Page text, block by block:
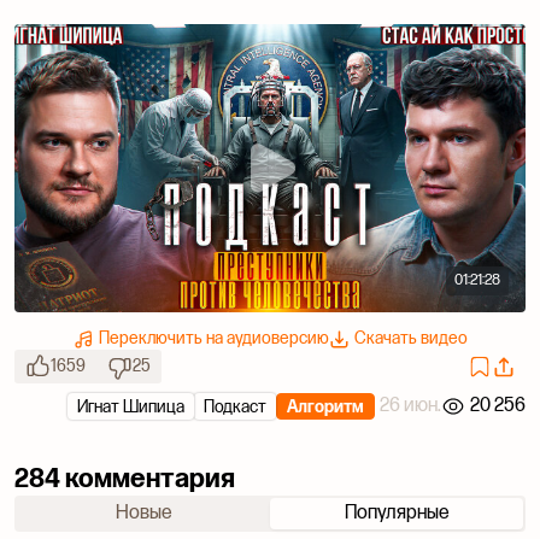
01:21:28
Переключить на аудиоверсию
Скачать видео
1659
25
Алгоритм
26 июн. 20 256
Подкаст
Игнат Шипица
284 комментария
Новые Популярные